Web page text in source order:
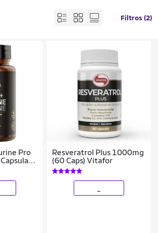
Filtros (2)
Pro
Resveratrol Plus 1000mg
(60 Caps) Vitafor